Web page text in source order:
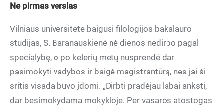
Ne pirmas verslas
Vilniaus universitete baigusi filologijos bakalauro
studijas, S. Baranauskienė nė dienos nedirbo pagal
specialybę, o po kelerių metų nusprendė dar
pasimokyti vadybos ir baigė magistrantūrą, nes jai ši
sritis visada buvo įdomi. „Dirbti pradėjau labai anksti,
dar besimokydama mokykloje. Per vasaros atostogas